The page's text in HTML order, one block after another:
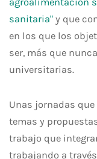
agroalimentación
sanitaria" y que
en los que los
ser, más que
universitarias.
Unas jornadas
temas y
trabajo que
trabajando a